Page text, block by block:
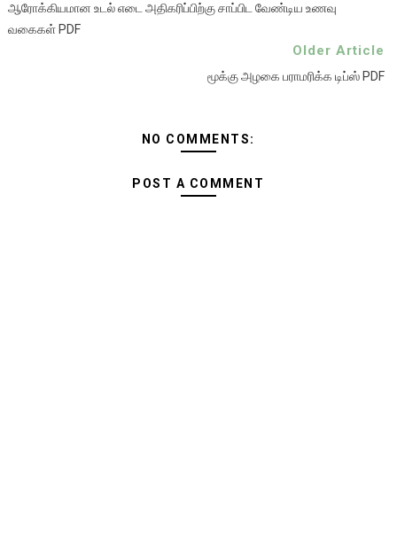
ஆரோக்கியமான உடல் எடை அதிகரிப்பிற்கு சாப்பிட வேண்டிய உணவு
வகைகள் PDF
Older Article
மூக்கு அழகை பராமரிக்க டிப்ஸ் PDF
NO COMMENTS:
POST A COMMENT